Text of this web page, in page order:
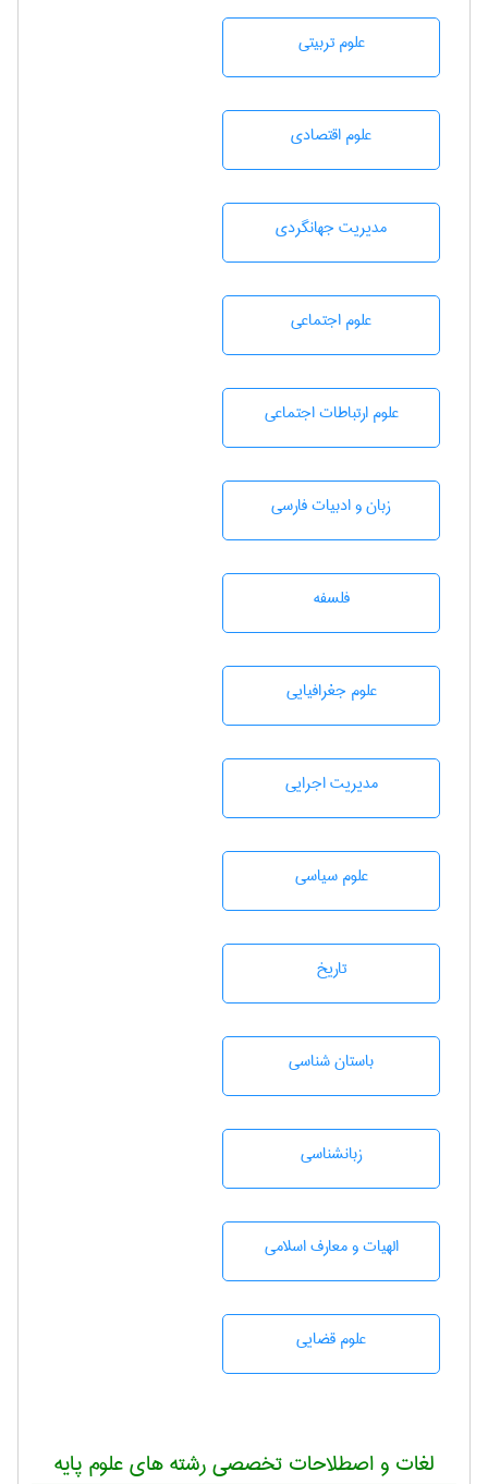
علوم تربيتی
علوم اقتصادی
مديريت جهانگردی
علوم اجتماعی
علوم ارتباطات اجتماعی
زبان و ادبيات فارسی
فلسفه
علوم جغرافيايی
مديريت اجرايی
علوم سياسی
تاريخ
باستان شناسی
زبانشناسی
الهیات و معارف اسلامی
علوم قضایی
لغات و اصطلاحات تخصصی رشته های علوم پایه